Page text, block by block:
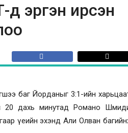
эргэн ирсэн
баг Йорданыг 3:1-ийн
20 дахь минутад Романо
үеийн эхэнд Али Олван